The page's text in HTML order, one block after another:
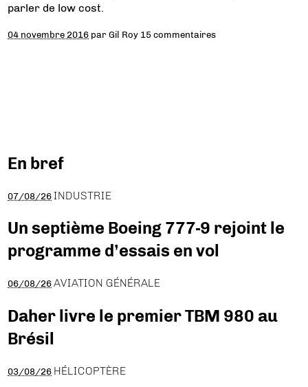
parler de low cost.
04 novembre 2016 parGil Roy 15 commentaires
En bref
07/08/26 INDUSTRIE
Un septième Boeing 777-9 rejoint le
programme d’essais en vol
06/08/26 AVIATION GÉNÉRALE
Daher livre le premier TBM 980 au
Brésil
03/08/26 HÉLICOPTÈRE